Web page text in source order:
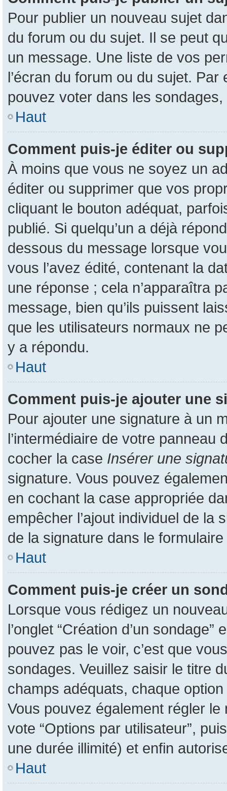
Pour publier un nouveau sujet
du forum ou du sujet. Il se peut
un message. Une liste de vos
l’écran du forum ou du sujet.
pouvez voter dans les sondages,
Haut
Comment puis-je éditer ou
À moins que vous ne soyez un
éditer ou supprimer que vos
cliquant le bouton adéquat,
publié. Si quelqu’un a déjà
dessous du message lorsque
vous l’avez édité, contenant la
une réponse ; cela n’apparaîtra
message, bien qu’ils puissent
que les utilisateurs normaux ne
y a répondu.
Haut
Comment puis-je ajouter une
Pour ajouter une signature à un
l’intermédiaire de votre panneau
cocher la case Insérer une
signature. Vous pouvez
en cochant la case appropriée
empêcher l’ajout individuel de la
de la signature dans le
Haut
Comment puis-je créer un
Lorsque vous rédigez un
l’onglet “Création d’un
pouvez pas le voir, c’est que
sondages. Veuillez saisir le titre
champs adéquats, chaque
Vous pouvez également régler
vote “Options par utilisateur”,
une durée illimité) et enfin
Haut